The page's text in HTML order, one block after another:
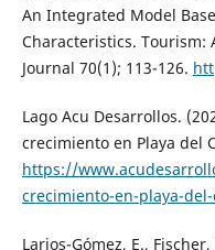
An Integrated Model
Characteristics.
Journal 70(1); 113-126.
Lago Acu Desarrollos.
crecimiento en Playa del
https://
crecimiento-en-playa-
Larios-Gómez, E.,